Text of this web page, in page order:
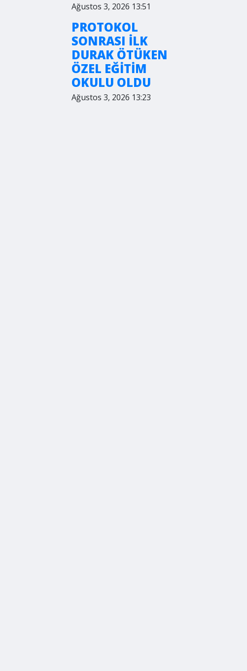
Ağustos 3, 2026 13:51
PROTOKOL
SONRASI İLK
DURAK ÖTÜKEN
ÖZEL EĞİTİM
OKULU OLDU
Ağustos 3, 2026 13:23